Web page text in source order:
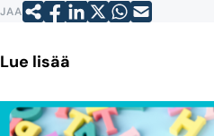
JAA
Lue lisää